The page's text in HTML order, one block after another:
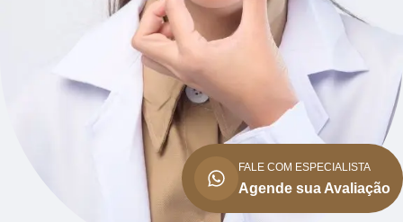
FALE COM ESPECIALISTA
Agende sua Avaliação